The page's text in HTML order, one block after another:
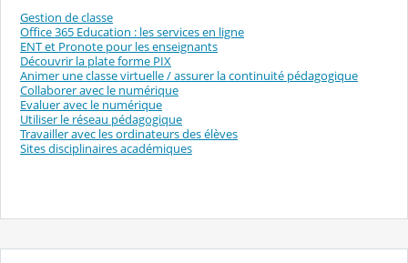
Gestion de classe
Office 365 Education : les services en ligne
ENT et Pronote pour les enseignants
Découvrir la plate forme PIX
Animer une classe virtuelle / assurer la continuité pédagogique
Collaborer avec le numérique
Evaluer avec le numérique
Utiliser le réseau pédagogique
Travailler avec les ordinateurs des élèves
Sites disciplinaires académiques